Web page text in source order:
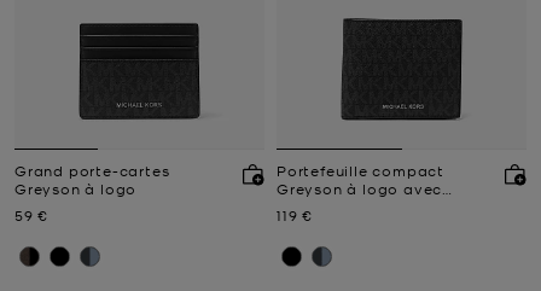
Grand porte-cartes
Greyson à logo
Prix actuel
59 €
Portefeuille compact
Greyson à logo avec
compartiment à monnaie
Prix actuel
119 €